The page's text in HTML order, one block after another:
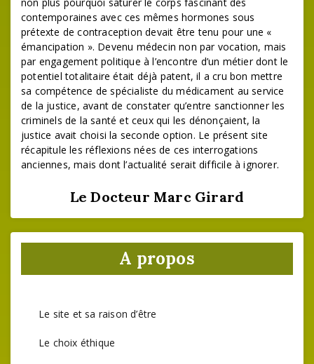
contemporaines avec ces mêmes hormones sous
prétexte de contraception devait être tenu pour une «
émancipation ». Devenu médecin non par vocation, mais
par engagement politique à l’encontre d’un métier dont le
potentiel totalitaire était déjà patent, il a cru bon mettre
sa compétence de spécialiste du médicament au service
de la justice, avant de constater qu’entre sanctionner les
criminels de la santé et ceux qui les dénonçaient, la
justice avait choisi la seconde option. Le présent site
récapitule les réflexions nées de ces interrogations
anciennes, mais dont l’actualité serait difficile à ignorer.
Le Docteur Marc Girard
A propos
Le site et sa raison d’être
Le choix éthique